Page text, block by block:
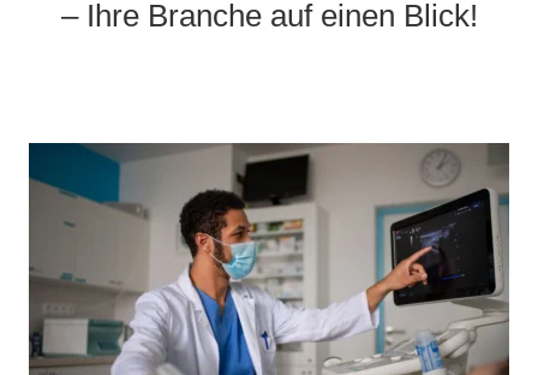
– Ihre Branche auf einen Blick!